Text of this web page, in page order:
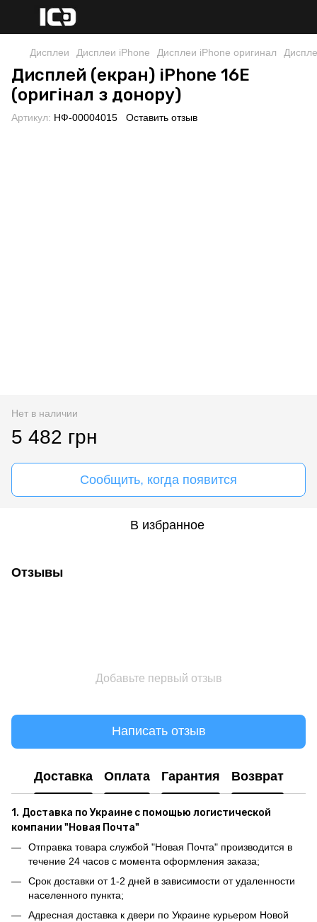
Дисплеи Дисплеи iPhone Дисплеи iPhone оригинал
Дисплей (екран) iPhone 16E
(оригінал з донору)
Артикул: НФ-00004015 Оставить отзыв
Нет в наличии
5 482 грн
Сообщить, когда появится
В избранное
Отзывы
Добавьте первый отзыв
Написать отзыв
Доставка Оплата Гарантия Возврат
1. Доставка по Украине с помощью логистической
компании "Новая Почта"
Отправка товара службой "Новая Почта" производится в
течение 24 часов с момента оформления заказа;
Срок доставки от 1-2 дней в зависимости от удаленности
населенного пункта;
Адресная доставка к двери по Украине курьером Новой